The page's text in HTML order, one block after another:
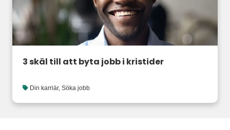
3 skäl till att byta jobb i kristider
Din karriär, Söka jobb